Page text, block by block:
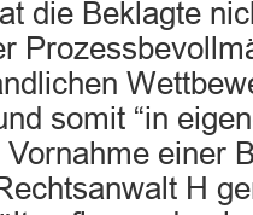
die Beklagte
somit “in
einer
H